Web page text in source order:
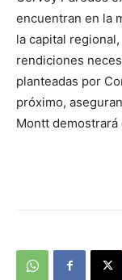
encuentran en la
la capital
rendiciones
planteadas por
próximo,
Montt